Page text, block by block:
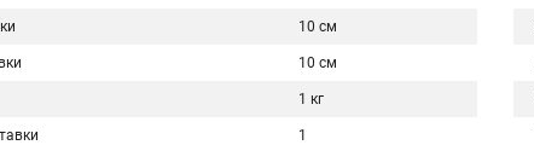
10 см
10 см
1 кг
1